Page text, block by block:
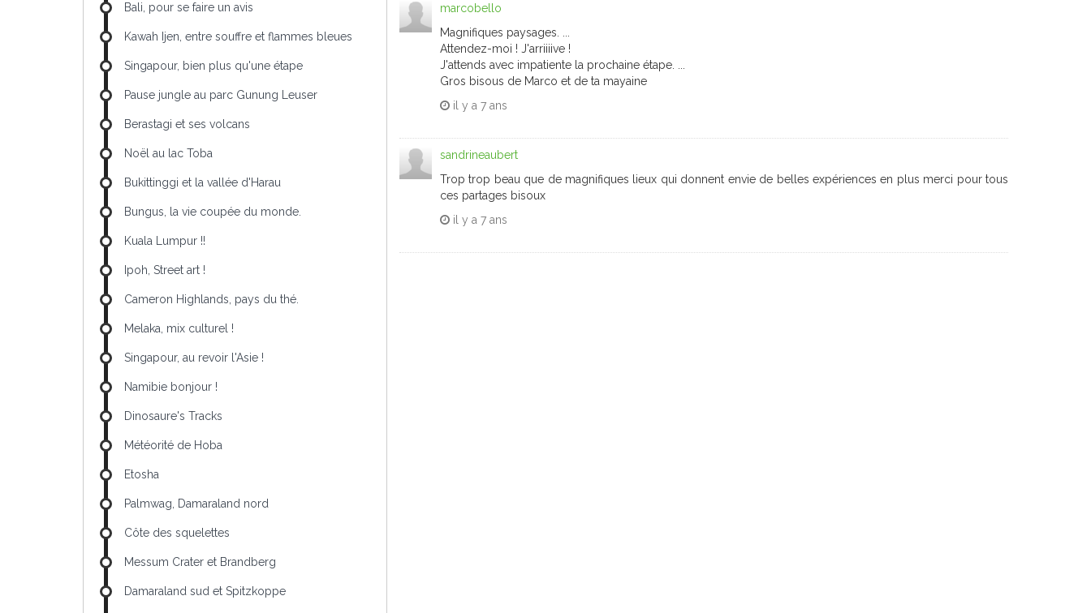
marcobello
Magnifiques paysages. ...
Attendez-moi ! J'arriiiive !
J'attends avec impatiente la prochaine étape. ...
Gros bisous de Marco et de ta mayaine
il y a 7 ans
sandrineaubert
Trop trop beau que de magnifiques lieux qui donnent envie de belles expériences en plus merci pour tous
ces partages bisoux
il y a 7 ans
Bali, pour se faire un avis
Kawah Ijen, entre souffre et flammes bleues
Singapour, bien plus qu'une étape
Pause jungle au parc Gunung Leuser
Berastagi et ses volcans
Noël au lac Toba
Bukittinggi et la vallée d'Harau
Bungus, la vie coupée du monde.
Kuala Lumpur !!
Ipoh, Street art !
Cameron Highlands, pays du thé.
Melaka, mix culturel !
Singapour, au revoir l'Asie !
Namibie bonjour !
Dinosaure's Tracks
Météorité de Hoba
Etosha
Palmwag, Damaraland nord
Côte des squelettes
Messum Crater et Brandberg
Damaraland sud et Spitzkoppe